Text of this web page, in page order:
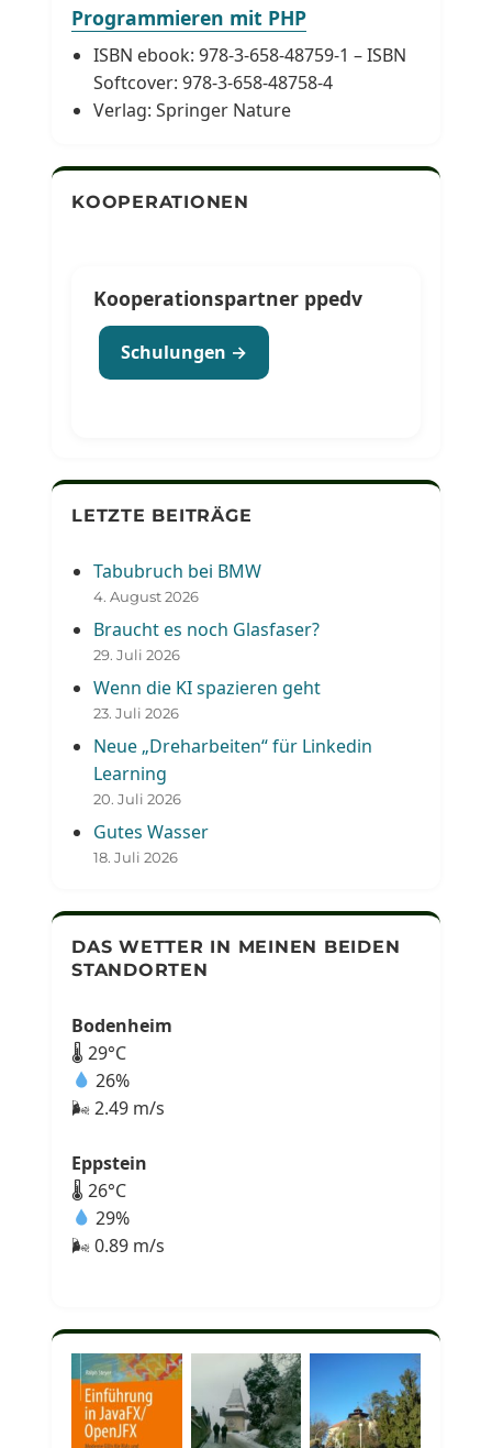
Programmieren mit PHP
ISBN ebook: 978-3-658-48759-1 – ISBN
Softcover: 978-3-658-48758-4
Verlag: Springer Nature
KOOPERATIONEN
Kooperationspartner ppedv
Schulungen →
LETZTE BEITRÄGE
Tabubruch bei BMW
4. August 2026
Braucht es noch Glasfaser?
29. Juli 2026
Wenn die KI spazieren geht
23. Juli 2026
Neue „Dreharbeiten“ für Linkedin
Learning
20. Juli 2026
Gutes Wasser
18. Juli 2026
DAS WETTER IN MEINEN BEIDEN
STANDORTEN
Bodenheim
🌡 29°C
26%
🌬 2.49 m/s
Eppstein
🌡 26°C
29%
🌬 0.89 m/s